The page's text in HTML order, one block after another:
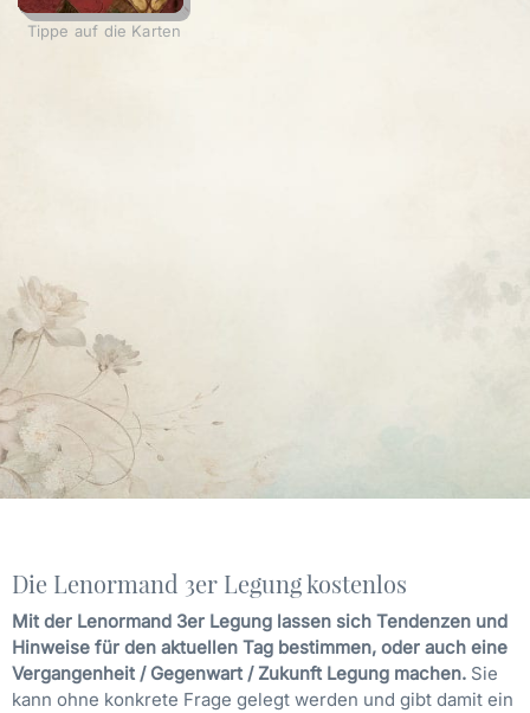
Tippe auf die Karten
Die Lenormand 3er Legung kostenlos
Mit der Lenormand 3er Legung lassen sich Tendenzen und
Hinweise für den aktuellen Tag bestimmen, oder auch eine
Vergangenheit / Gegenwart / Zukunft Legung machen. Sie
kann ohne konkrete Frage gelegt werden und gibt damit ein